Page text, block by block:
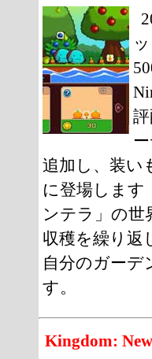
追加し、装い
に登場します
ンテラ」の世
収穫を繰り返
自分のガーデ
す。
Kingdom: